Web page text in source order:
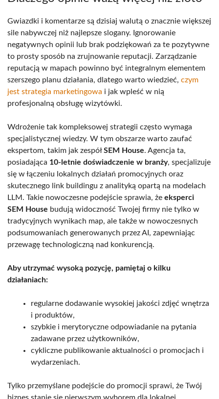
Gwiazdki i komentarze są dzisiaj walutą o znacznie większej
sile nabywczej niż najlepsze slogany. Ignorowanie
negatywnych opinii lub brak podziękowań za te pozytywne
to prosty sposób na zrujnowanie reputacji. Zarządzanie
reputacją w mapach powinno być integralnym elementem
szerszego planu działania, dlatego warto wiedzieć, czym
jest strategia marketingowa i jak wpleść w nią
profesjonalną obsługę wizytówki.
Wdrożenie tak kompleksowej strategii często wymaga
specjalistycznej wiedzy. W tym obszarze warto zaufać
ekspertom, takim jak zespółSEM House. Agencja ta,
posiadająca 10-letnie doświadczenie w branży, specjalizuje
się w łączeniu lokalnych działań promocyjnych oraz
skutecznego link buildingu z analityką opartą na modelach
LLM. Takie nowoczesne podejście sprawia, że eksperci
SEM House budują widoczność Twojej firmy nie tylko w
tradycyjnych wynikach map, ale także w nowoczesnych
podsumowaniach generowanych przez AI, zapewniając
przewagę technologiczną nad konkurencją.
Aby utrzymać wysoką pozycję, pamiętaj o kilku
działaniach:
regularne dodawanie wysokiej jakości zdjęć wnętrza
i produktów,
szybkie i merytoryczne odpowiadanie na pytania
zadawane przez użytkowników,
cykliczne publikowanie aktualności o promocjach i
wydarzeniach.
Tylko przemyślane podejście do promocji sprawi, że Twój